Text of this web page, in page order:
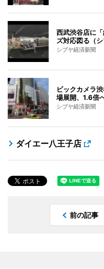
西武渋谷店に
ズ対応図る（シ
シブヤ経済新聞
ビックカメラ
場展開、1.6倍
シブヤ経済新聞
ダイエー八王子店
前の記事